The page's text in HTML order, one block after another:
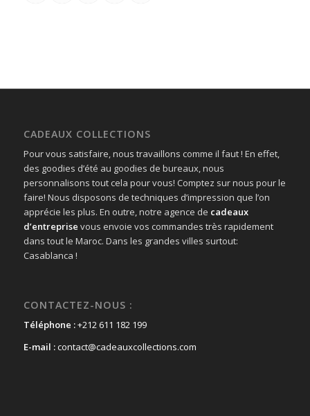
CADEAUX COLLECTIONS
Pour vous satisfaire, nous travaillons comme il faut ! En effet,
des goodies d’été au goodies de bureaux, nous
personnalisons tout cela pour vous! Comptez sur nous pour le
faire! Nous disposons de techniques d’impression que l’on
apprécie les plus. En outre, notre agence de cadeaux
d’entreprise vous envoie vos commandes très rapidement
dans tout le Maroc. Dans les grandes villes surtout:
Casablanca !
CONTACTEZ-NOUS :
Téléphone :+212 611 182 199
E-mail :contact@cadeauxcollections.com